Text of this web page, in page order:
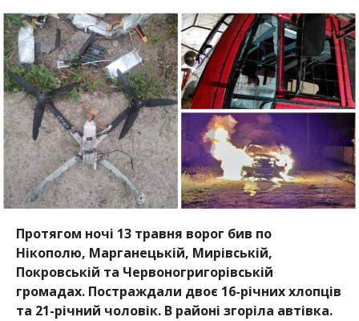
Протягом ночі 13 травня ворог бив по
Нікополю, Марганецькій, Мирівській,
Покровській та Червоногригорівській
громадах. Постраждали двоє 16-річних хлопців
та 21-річний чоловік. В районі згоріла автівка.